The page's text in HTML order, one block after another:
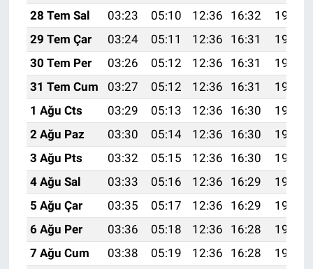
28 Tem Sal
03:23 05:10 12:36 16:32
19:53
29 Tem Çar
03:24 05:11 12:36 16:31
19:52
30 Tem Per
03:26 05:12 12:36 16:31
19:51
31 Tem Cum
03:27 05:12 12:36 16:31
19:50
1 Ağu Cts
03:29 05:13 12:36 16:30
19:49
2 Ağu Paz
03:30 05:14 12:36 16:30
19:48
3 Ağu Pts
03:32 05:15 12:36 16:30
19:47
4 Ağu Sal
03:33 05:16 12:36 16:29
19:46
5 Ağu Çar
03:35 05:17 12:36 16:29
19:44
6 Ağu Per
03:36 05:18 12:36 16:28
19:43
7 Ağu Cum
03:38 05:19 12:36 16:28
19:42